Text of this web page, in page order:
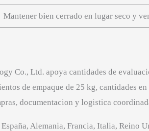
Mantener bien cerrado en lugar seco y
Co., Ltd. apoya cantidades de
de empaque de 25 kg, cantidades
documentacion y logistica
Alemania, Francia, Italia, Reino